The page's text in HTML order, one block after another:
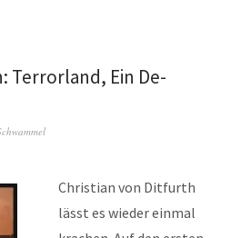
Terrorland, Ein De-
Christian von Ditfurth
lässt es wieder einmal